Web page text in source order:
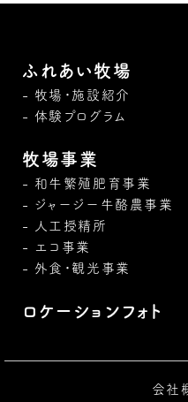
ふれあい牧場
牧場・施設紹介
体験プログラム
牧場事業
和牛繁殖肥育事業
ジャージー牛酪農事業
人工授精所
エコ事業
外食・観光事業
ロケーションフォト
会社